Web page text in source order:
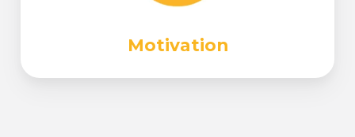
Motivation